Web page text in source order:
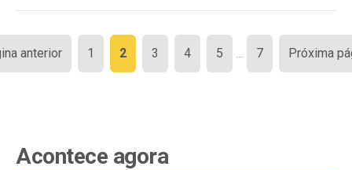
Paginação
de
anterior 1 2 3 4 5 … 7 Próxima
Acontece agora